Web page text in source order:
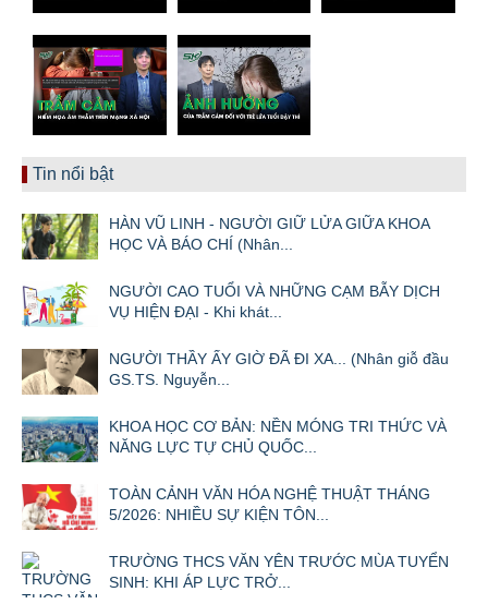
Tin nổi bật
HÀN VŨ LINH - NGƯỜI GIỮ LỬA GIỮA KHOA
HỌC VÀ BÁO CHÍ (Nhân...
NGƯỜI CAO TUỔI VÀ NHỮNG CẠM BẪY DỊCH
VỤ HIỆN ĐẠI - Khi khát...
NGƯỜI THẦY ẤY GIỜ ĐÃ ĐI XA... (Nhân giỗ đầu
GS.TS. Nguyễn...
KHOA HỌC CƠ BẢN: NỀN MÓNG TRI THỨC VÀ
NĂNG LỰC TỰ CHỦ QUỐC...
TOÀN CẢNH VĂN HÓA NGHỆ THUẬT THÁNG
5/2026: NHIỀU SỰ KIỆN TÔN...
TRƯỜNG THCS VĂN YÊN TRƯỚC MÙA TUYỂN
SINH: KHI ÁP LỰC TRỞ...